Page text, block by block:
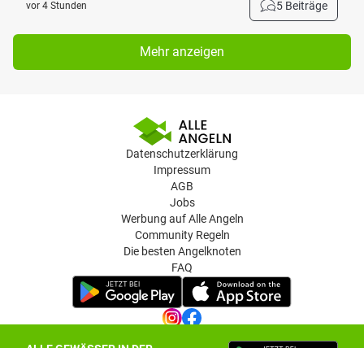
vor 4 Stunden 5 Beiträge
Mehr anzeigen
Datenschutzerklärung
Impressum
AGB
Jobs
Werbung auf Alle Angeln
Community Regeln
Die besten Angelknoten
FAQ